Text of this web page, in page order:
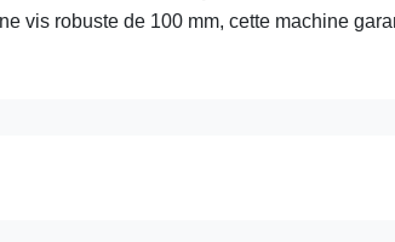
vis robuste de 100 mm, cette machine